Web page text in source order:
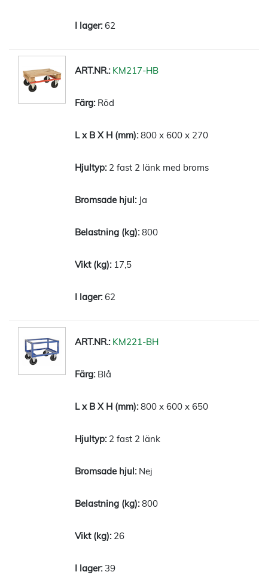
62
KM217-HB
Röd
800 x 600 x 270
2 fast 2 länk med broms
Ja
800
17,5
62
KM221-BH
Blå
800 x 600 x 650
2 fast 2 länk
Nej
800
26
39